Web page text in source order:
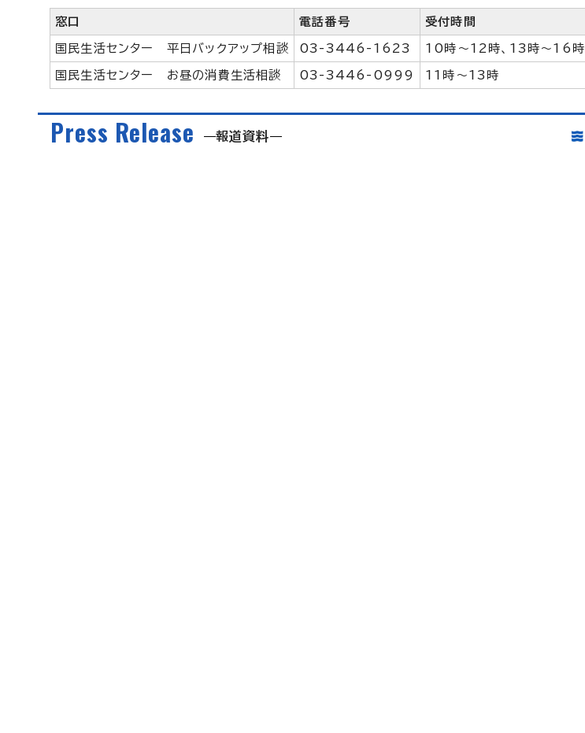
窓口 電話番号 受付時間
国民生活センター 平日バックアップ相談 03-3446-1623 10時～12時、13時～16時
国民生活センター お昼の消費生活相談 03-3446-0999 11時～13時
Press Release 報道資料